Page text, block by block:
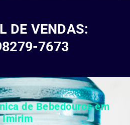
DE VENDAS:
7673
de Bebedouros em
Imirim